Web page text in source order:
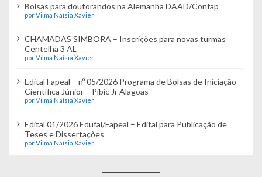
Bolsas para doutorandos na Alemanha DAAD/Confap
por Vilma Naísia Xavier
CHAMADAS SIMBORA – Inscrições para novas turmas
Centelha 3 AL
por Vilma Naísia Xavier
Edital Fapeal – nº 05/2026 Programa de Bolsas de Iniciação
Científica Júnior – Pibic Jr Alagoas
por Vilma Naísia Xavier
Edital 01/2026 Edufal/Fapeal – Edital para Publicação de
Teses e Dissertações
por Vilma Naísia Xavier